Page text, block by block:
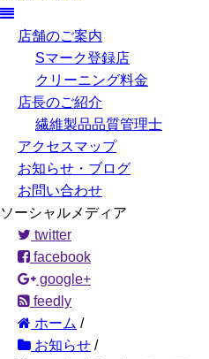
店舗のご案内
Sマーク登録店
クリーニング料金
店長のご紹介
繊維製品品質管理士
アクセスマップ
お知らせ・ブログ
お問い合わせ
ソーシャルメディア
twitter
facebook
google+
feedly
ホーム /
お知らせ /